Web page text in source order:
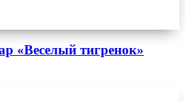
«Веселый тигренок»